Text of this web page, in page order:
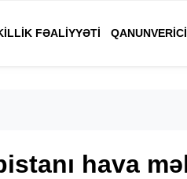
FƏALIYYƏTI
hava